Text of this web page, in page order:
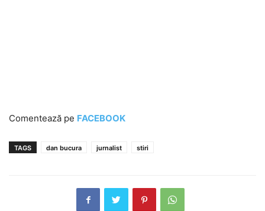
Comentează pe FACEBOOK
TAGS dan bucura jurnalist stiri